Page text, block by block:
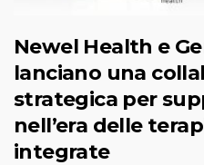
Newel Health e
lanciano una
strategica per
nell’era delle
integrate